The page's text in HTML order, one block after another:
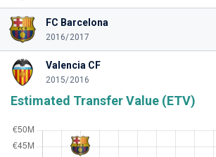
FC Barcelona
2016/2017
Valencia CF
2015/2016
Estimated Transfer Value (ETV)